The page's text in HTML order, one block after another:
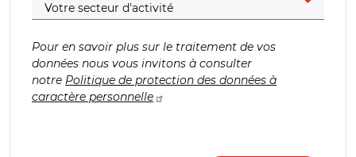
Pour en savoir plus sur le traitement de vos
données nous vous invitons à consulter
notre Politique de protection des données à
caractère personnelle